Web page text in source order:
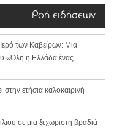
Ροή ειδήσεων
των Καβείρων: Μια
«Όλη η Ελλάδα ένας
ετήσια καλοκαιρινή
σε μια ξεχωριστή βραδιά